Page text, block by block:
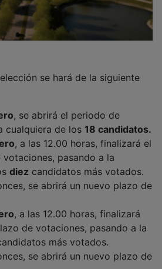
cualquiera de los 18 candidatos.
, a las 12.00 horas, finalizará el
pasando a la
diezcandidatos más votados.
se abrirá un nuevo plazo de
de votaciones, pasando a la
más votados.
se abrirá un nuevo plazo de